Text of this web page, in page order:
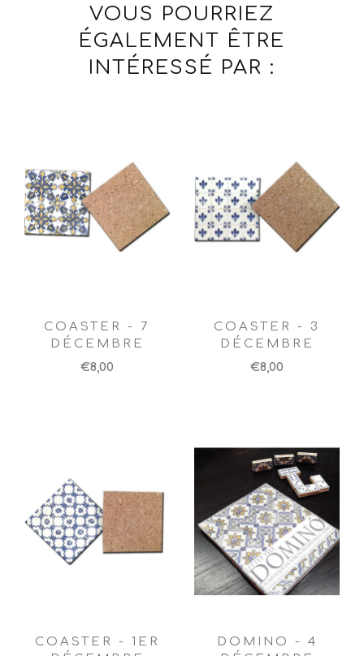
VOUS POURRIEZ
ÉGALEMENT ÊTRE
INTÉRESSÉ PAR :
COASTER - 7
DÉCEMBRE
€8,00
COASTER - 3
DÉCEMBRE
€8,00
COASTER - 1ER
DOMINO - 4